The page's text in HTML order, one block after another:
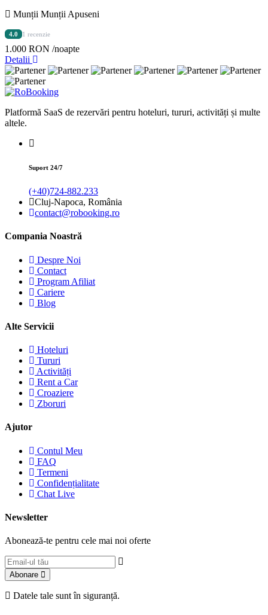
Munții Munții Apuseni
4.0 1 recenzie
1.000 RON /noapte
Detalii
Platformă SaaS de rezervări pentru hoteluri, tururi, activități și multe
altele.
Suport 24/7
(+40)724-882.233
Cluj-Napoca, România
contact@robooking.ro
Compania Noastră
Despre Noi
Contact
Program Afiliat
Cariere
Blog
Alte Servicii
Hoteluri
Tururi
Activități
Rent a Car
Croaziere
Zboruri
Ajutor
Contul Meu
FAQ
Termeni
Confidențialitate
Chat Live
Newsletter
Abonează-te pentru cele mai noi oferte
Abonare
Datele tale sunt în siguranță.